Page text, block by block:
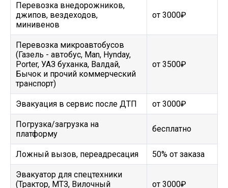
Перевозка внедорожников,
джипов, вездеходов,
минивенов
от 3000₽
Перевозка микроавтобусов
(Газель - автобус, Man, Hynday,
Porter, УАЗ буханка, Валдай,
Бычок и прочий коммерческий
транспорт)
от 3500₽
Эвакуация в сервис после ДТП от 3000₽
Погрузка/загрузка на
платформу
бесплатно
Ложный вызов, переадресация 50% от заказа
Эвакуатор для спецтехники
(Трактор, МТЗ, Вилочный
от 3000₽